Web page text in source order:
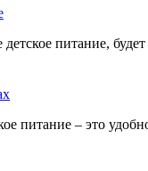
питание, будет
питание – это